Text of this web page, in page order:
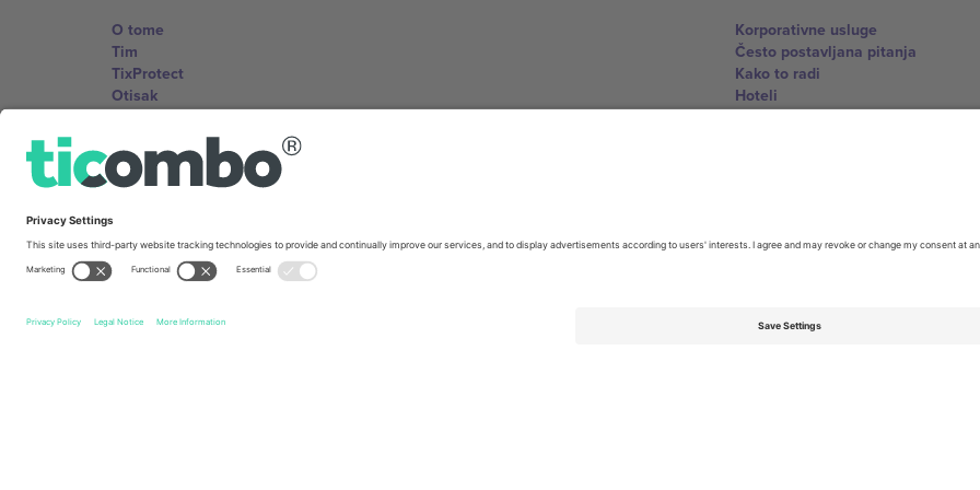
O tome
Tim
TixProtect
Otisak
Uslovi za korištenje
Partnerski program
Korporativne usluge
Često postavljana pitanja
Kako to radi
Hoteli
World Cup centar